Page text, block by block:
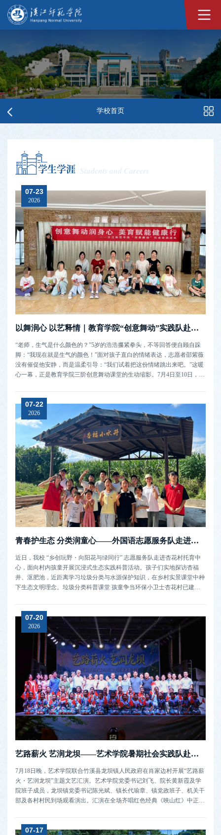
学校首页
学生学涯 Students and Careers
07-23
2026
以舞润心 以艺释情｜教育学院“创意舞动”实践队赴社区开展美育志愿活动
“老师，生气是什么颜色的？”5岁的浩浩攥紧拳头，不等回答便自顾自跺
脚：“我现在就是生气的颜色！”面对孩子直白的情绪表达，志愿者邵紫薇
没有催促他安静，而是温柔引导：“我们试着把这份情绪跳出来吧。”这暖
心一幕，正是教育学院三阶创意舞动课堂的生动缩影。7月4日至10日，学
式“情绪身体课”。课程设置肢体律动、情绪手绘、主题微舞动递进式教学
环节，...
07-22
2026
青春护生态 分类润童心——外国语志愿服务队走进杏花村开展生态文明科普实践
近日，我校 “乡创玩野・向阳花与绿同行” 志愿服务队走进杏花村托育中
心，面向村内孩童开展沉浸式生态实践科普活动。孩子们实地探访杏福
井、沤肥池，近距离学习垃圾分类与水源保护知识，在乡村实景课堂中种
下生态文明理念。垃圾分类科普课堂 孩童争当环保小卫士杏花村已建成
晰阐释可回收、...
07-20
2026
艺路薪火 艺润龙坝——艺术学院暑期社会实践队赴竹溪县举办文艺汇演
7月18日晚，艺术学院联合竹溪县龙坝镇人民政府在肖家边村开展“艺路薪
火・艺润龙坝”主题文艺汇演。艺术学院党委书记刘飞、院长黄新霞及学
院班子成员，龙坝镇党委书记陈光斌、镇长代瑜章、镇党政班子、机关干
部及各村村民到场观看演出。汇演在全场齐唱红色经典《映山红》中正式
唱，瞬间点燃现场氛围。徐豪独唱《我是如此相信》，范兴美、刘玺懋
奕、王佩琦、李...
07-17